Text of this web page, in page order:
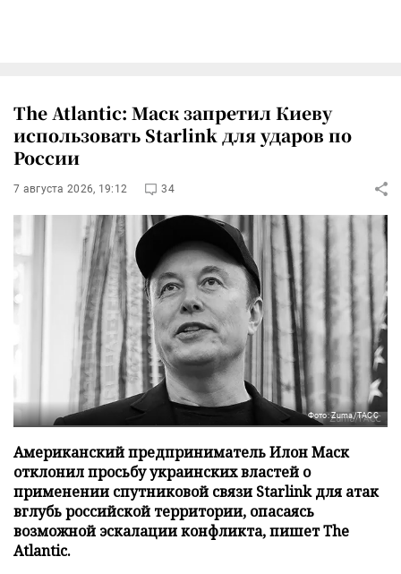
The Atlantic: Маск запретил Киеву
использовать Starlink для ударов по
России
7 августа 2026, 19:12 34
Фото: Zuma/ТАСС
Американский предприниматель Илон Маск
отклонил просьбу украинских властей о
применении спутниковой связи Starlink для атак
вглубь российской территории, опасаясь
возможной эскалации конфликта, пишет The
Atlantic.